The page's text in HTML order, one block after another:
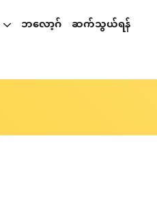
ဘလော့ဂ် ဆက်သွယ်ရန်